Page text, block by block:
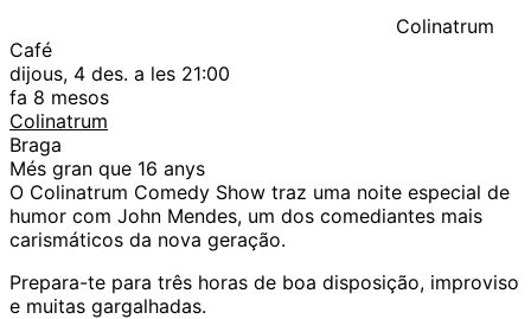
Colinatrum
Café
dijous, 4 des. a les 21:00
fa 8 mesos
Colinatrum
Braga
Més gran que 16 anys
O Colinatrum Comedy Show traz uma noite especial de
humor com John Mendes, um dos comediantes mais
carismáticos da nova geração.
Prepara-te para três horas de boa disposição, improviso
e muitas gargalhadas.